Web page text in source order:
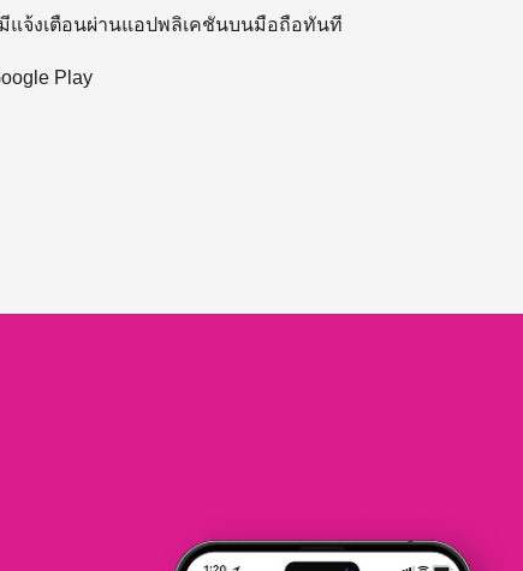
แจ้งเตือนผ่านแอปพลิเคชันบนมือถือทันที
Play